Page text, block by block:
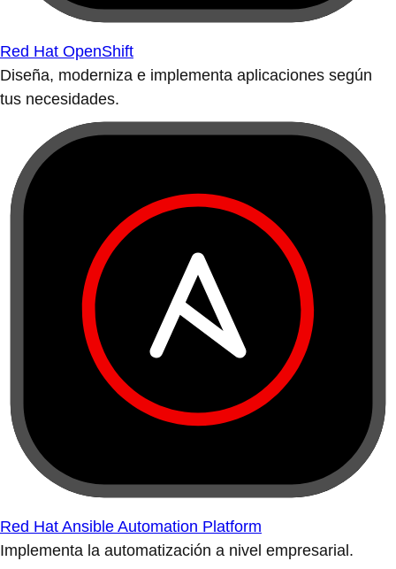
Red Hat OpenShift
Diseña, moderniza e implementa aplicaciones según
tus necesidades.
Red Hat Ansible Automation Platform
Implementa la automatización a nivel empresarial.